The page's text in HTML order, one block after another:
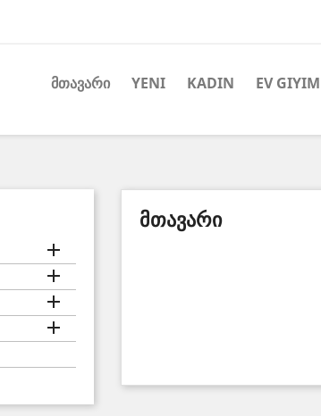
ᲛᲗᲐᲕᲐᲠᲘ YENI KADIN EV GIYIM




ᲛᲗᲐᲕᲐᲠᲘ